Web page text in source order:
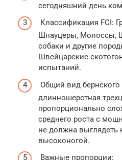
сегодняшний день
Классификация FCI:
Шнауцеры, Молоссы,
собаки и другие
Швейцарские
испытаний.
Общий вид бернского
длинношерстная
пропорционально
среднего роста с
не должна выглядеть
высоконогой.
Важные пропорции: